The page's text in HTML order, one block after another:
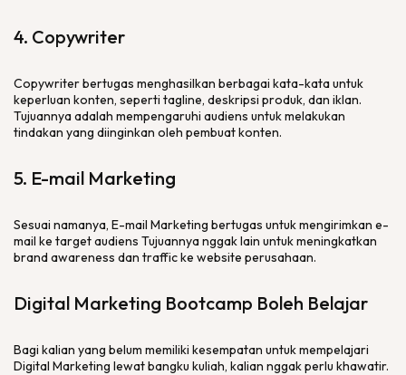
4. Copywriter
Copywriterbertugas menghasilkan berbagai kata-kata untuk
keperluan konten, seperti tagline, deskripsi produk, dan iklan.
Tujuannya adalah mempengaruhi audiens untuk melakukan
tindakan yang diinginkan oleh pembuat konten.
5. E-mail Marketing
Sesuai namanya, E-mail Marketing bertugas untuk mengirimkan e-
mail ke target audiens Tujuannya nggak lain untuk meningkatkan
brand awareness dan trafficke website perusahaan.
Digital Marketing Bootcamp Boleh Belajar
Bagi kalian yang belum memiliki kesempatan untuk mempelajari
Digital Marketing lewat bangku kuliah, kalian nggak perlu khawatir.